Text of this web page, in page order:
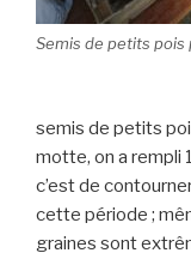
Semis de petits pois
semis de petits
motte, on a rempli
c’est de
cette période ;
graines sont